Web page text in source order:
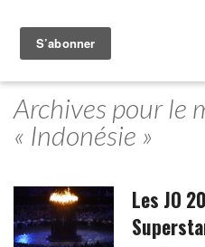
Archives pour le
« Indonésie »
Les JO